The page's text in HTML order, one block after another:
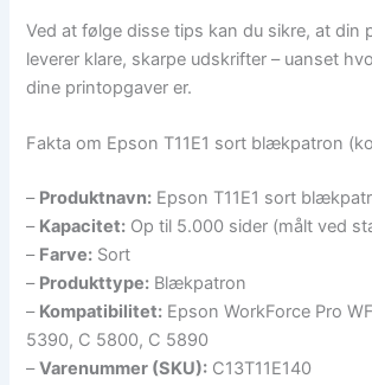
Ved at følge disse tips kan du sikre, at din
leverer klare, skarpe udskrifter – uanset
dine printopgaver er.
Fakta om Epson T11E1 sort blækpatron
– Produktnavn: Epson T11E1 sort
– Kapacitet: Op til 5.000 sider (målt ved
– Farve: Sort
– Produkttype: Blækpatron
– Kompatibilitet: Epson WorkForce Pro
5390, C 5800, C 5890
–Varenummer (SKU): C13T11E140